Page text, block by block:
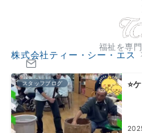
福祉を専
CONTACT
株式会社ティー・シー・エス
スタッフブログ ⭐️